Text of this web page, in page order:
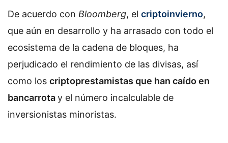
De acuerdo con Bloomberg, el criptoinvierno,
que aún en desarrollo y ha arrasado con todo el
ecosistema de la cadena de bloques, ha
perjudicado el rendimiento de las divisas, así
como los criptoprestamistas que han caído en
bancarrotay el número incalculable de
inversionistas minoristas.